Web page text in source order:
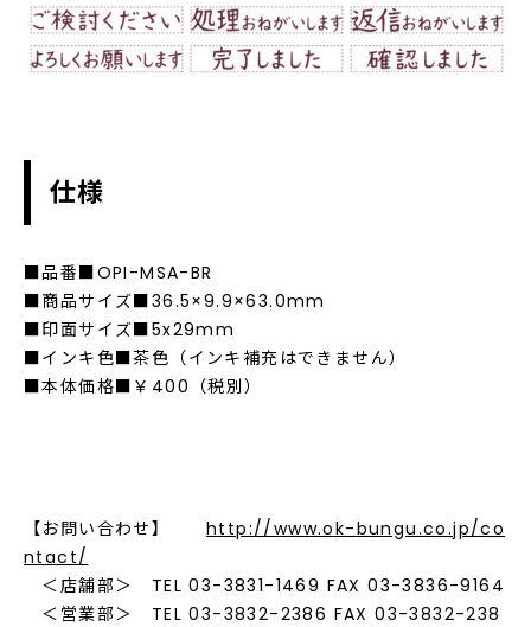
仕様
■品番■OPI-MSA-BR
■商品サイズ■36.5×9.9×63.0mm
■印面サイズ■5x29mm
■インキ色■茶色（インキ補充はできません）
■本体価格■￥400（税別）
【お問い合わせ】 http://www.ok-bungu.co.jp/co
ntact/
＜店舗部＞ TEL 03-3831-1469 FAX 03-3836-9164
＜営業部＞ TEL 03-3832-2386 FAX 03-3832-238